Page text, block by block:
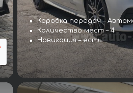
Коробка передач –
Количество мест – 4
Навигация – есть